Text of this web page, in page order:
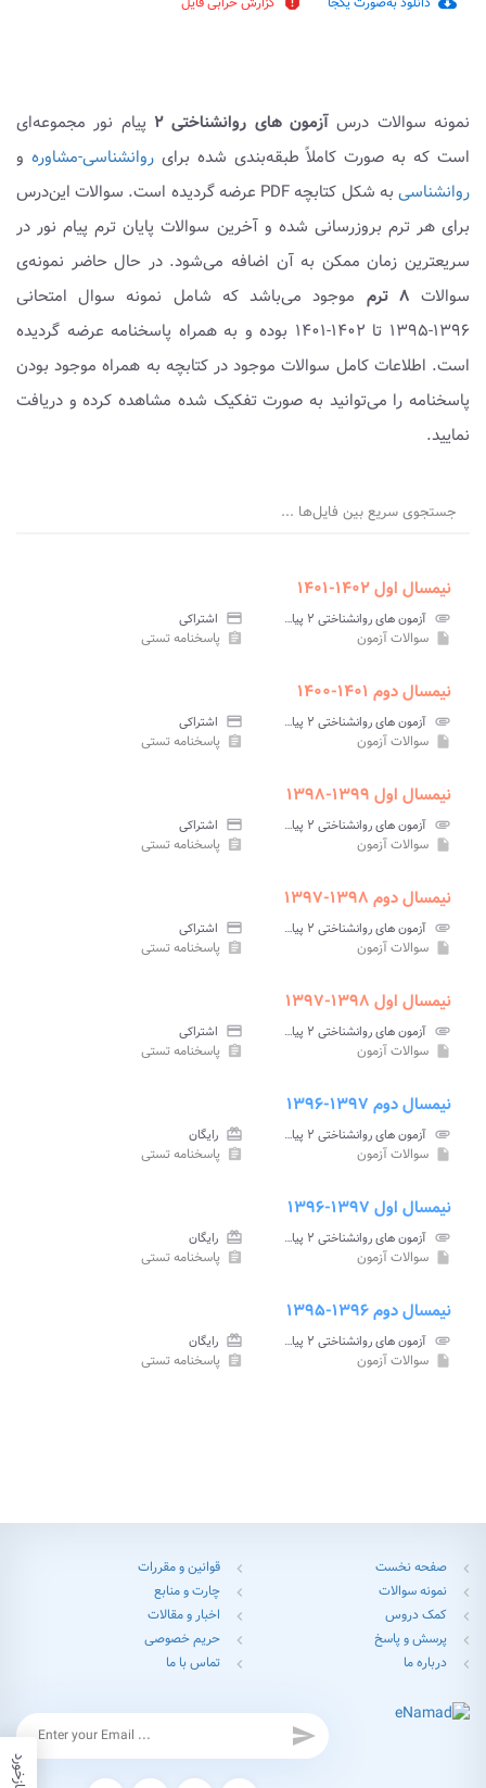
نمونه سوالات درس آزمون های روانشناختی ۲
پیام نور مجموعه‌ای
است که به صورت کاملاً طبقه‌بندی شده برایروانشناسی-مشاوره و
روانشناسی
به شکل کتابچه PDF عرضه گردیده است. سوالات این‌درس
برای هر ترم بروزرسانی شده و آخرین سوالات پایان ترم پیام نور در
سریعترین زمان ممکن به آن اضافه می‌شود. در حال حاضر نمونه‌ی
سوالات ۸ ترم
موجود می‌باشد که شامل نمونه سوال امتحانی
۱۳۹۶-۱۳۹۵ تا ۱۴۰۲-۱۴۰۱ بوده و به همراه پاسخنامه عرضه گردیده
است. اطلاعات کامل سوالات موجود در کتابچه به همراه موجود بودن
پاسخنامه را می‌توانید به صورت تفکیک شده مشاهده کرده و دریافت
نمایید.
جستجوی سریع بین فایل‌ها ...
نیمسال اول ۱۴۰۲-۱۴۰۱
attachment آزمون های روانشناختی ۲ پیام نور credit_card اشتراکی
insert_drive_file سوالات آزمون assignment پاسخنامه تستی
نیمسال دوم ۱۴۰۱-۱۴۰۰
attachment آزمون های روانشناختی ۲ پیام نور credit_card اشتراکی
insert_drive_file سوالات آزمون assignment پاسخنامه تستی
نیمسال اول ۱۳۹۹-۱۳۹۸
attachment آزمون های روانشناختی ۲ پیام نور credit_card اشتراکی
insert_drive_file سوالات آزمون assignment پاسخنامه تستی
نیمسال دوم ۱۳۹۸-۱۳۹۷
attachment آزمون های روانشناختی ۲ پیام نور credit_card اشتراکی
insert_drive_file سوالات آزمون assignment پاسخنامه تستی
نیمسال اول ۱۳۹۸-۱۳۹۷
attachment آزمون های روانشناختی ۲ پیام نور credit_card اشتراکی
insert_drive_file سوالات آزمون assignment پاسخنامه تستی
نیمسال دوم ۱۳۹۷-۱۳۹۶
attachment آزمون های روانشناختی ۲ پیام نور card_giftcard رایگان
insert_drive_file سوالات آزمون assignment پاسخنامه تستی
نیمسال اول ۱۳۹۷-۱۳۹۶
attachment آزمون های روانشناختی ۲ پیام نور card_giftcard رایگان
insert_drive_file سوالات آزمون assignment پاسخنامه تستی
نیمسال دوم ۱۳۹۶-۱۳۹۵
attachment آزمون های روانشناختی ۲ پیام نور card_giftcard رایگان
insert_drive_file سوالات آزمون assignment پاسخنامه تستی
بازخورد
chevron_left صفحه نخست chevron_left قوانین و مقررات
chevron_left نمونه سوالات chevron_left چارت و منابع
chevron_left کمک دروس chevron_left اخبار و مقالات
chevron_left پرسش و پاسخ chevron_left حریم خصوصی
chevron_left درباره ما chevron_left تماس با ما
send